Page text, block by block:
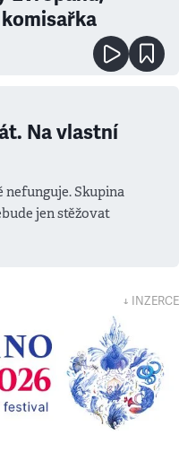
Na vlastní
Skupina
jen stěžovat
↓ INZERCE